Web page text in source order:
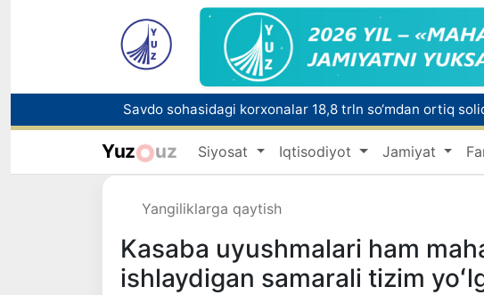
Savdo sohasidagi korxonalar 18,8 trln so‘mdan ortiq
Nukus shahriga yangi prokuror tayinlandi
Sirdaryo viloyatida noqonuniy baliq ovlash holatiga chek
Yuz uz Siyosat Iqtisodiyot Jamiyat
Yangiliklarga qaytish
Kasaba uyushmalari ham
ishlaydigan samarali tizim